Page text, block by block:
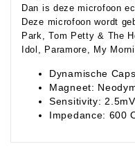
Dan is deze microfoon
Deze microfoon wordt
Park, Tom Petty & The
Idol, Paramore, My
Dynamische
Magneet:
Sensitivity:
Impedance: 600